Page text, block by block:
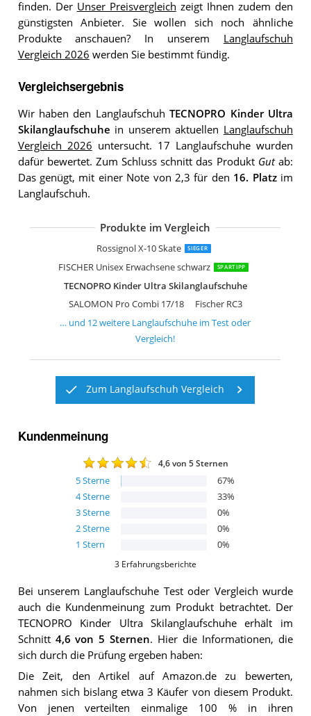
finden. Der Unser Preisvergleich zeigt Ihnen zudem den
günstigsten Anbieter. Sie wollen sich noch ähnliche
Produkte anschauen? In unserem Langlaufschuh
Vergleich 2026 werden Sie bestimmt fündig.
Vergleichsergebnis
Wir haben den LanglaufschuhTECNOPRO Kinder Ultra
Skilanglaufschuhe in unserem aktuellen Langlaufschuh
Vergleich 2026 untersucht. 17 Langlaufschuhe wurden
dafür bewertet. Zum Schluss schnitt das Produkt Gutab:
Das genügt, mit einer Note von 2,3 für den 16. Platzim
Langlaufschuh.
Produkte im Vergleich
Rossignol X-10 Skate SIEGER
FISCHER Unisex Erwachsene schwarz SPARTIPP
TECNOPRO Kinder Ultra Skilanglaufschuhe
SALOMON Pro Combi 17/18
Fischer RC3
Fischer RC3 Classic
FISCHER Herren Langlaufschuhe RCS
FISCHER Unisex Erwachsene schwarz
Tecno Pro Langlaufschuh
SALOMON Langlaufschuh Escape 6X
Langlaufschuh Ultra Pro Herren SNS-
FISCHER Kinder XJ Sprint Classicschuh
Tecnopro Langlaufschuh Ultra Kinder
… und 12weitere Langlaufschuhe im Test oder
Vergleich!
Zum Langlaufschuh Vergleich
Kundenmeinung
4,6von 5 Sternen
5Sterne 67%
4Sterne 33%
3Sterne 0%
2Sterne 0%
1 Stern 0%
3 Erfahrungsberichte
Bei unserem Langlaufschuhe Test oder Vergleich wurde
auch die Kundenmeinung zum Produkt betrachtet. Der
TECNOPRO Kinder Ultra Skilanglaufschuhe erhält im
Schnitt 4,6 von 5 Sternen. Hier die Informationen, die
sich durch die Prüfung ergeben haben:
Die Zeit, den Artikel auf Amazon.de zu bewerten,
nahmen sich bislang etwa 3 Käufer von diesem Produkt.
Von jenen verteilten einmalige 100 % in ihren